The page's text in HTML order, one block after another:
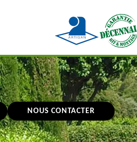
NOUS CONTACTER